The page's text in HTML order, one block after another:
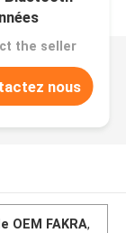
the seller
nous
OEM FAKRA,